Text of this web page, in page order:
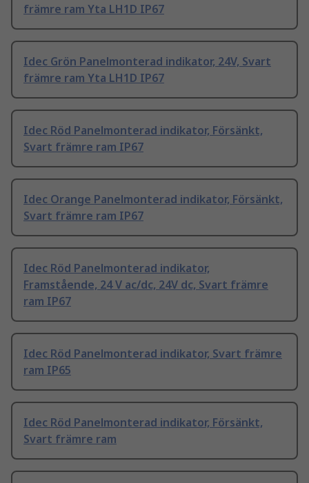
främre ram Yta LH1D IP67
Idec Grön Panelmonterad indikator, 24V, Svart
främre ram Yta LH1D IP67
Idec Röd Panelmonterad indikator, Försänkt,
Svart främre ram IP67
Idec Orange Panelmonterad indikator, Försänkt,
Svart främre ram IP67
Idec Röd Panelmonterad indikator,
Framstående, 24 V ac/dc, 24V dc, Svart främre
ram IP67
Idec Röd Panelmonterad indikator, Svart främre
ram IP65
Idec Röd Panelmonterad indikator, Försänkt,
Svart främre ram